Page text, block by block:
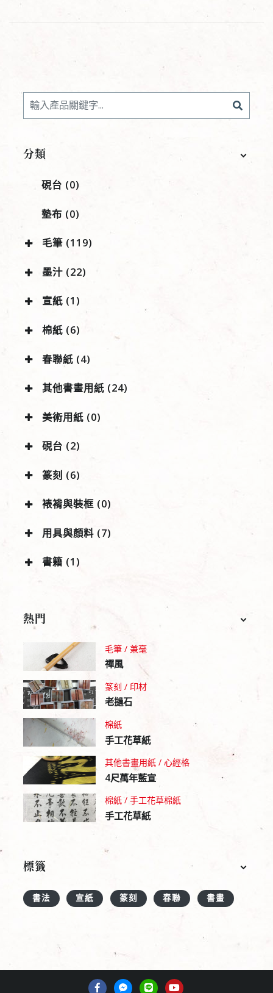
分類
硯台 (0)
墊布 (0)
毛筆 (119)
墨汁 (22)
宣紙 (1)
棉紙 (6)
春聯紙 (4)
其他書畫用紙 (24)
美術用紙 (0)
硯台 (2)
篆刻 (6)
裱褙與裝框 (0)
用具與顏料 (7)
書籍 (1)
熱門
毛筆 / 兼毫
禪風
篆刻 / 印材
老撾石
棉紙
手工花草紙
其他書畫用紙 / 心經格
4尺萬年藍宣
棉紙 / 手工花草棉紙
手工花草紙
標籤
書法 宣紙 篆刻 春聯 書畫